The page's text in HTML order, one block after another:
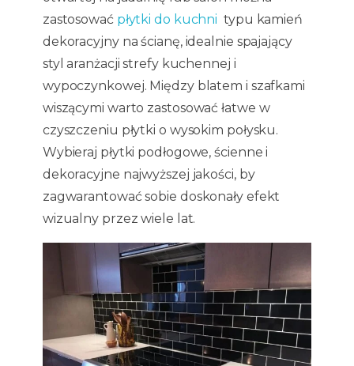
zastosować płytki do kuchni typu kamień
dekoracyjny na ścianę, idealnie spajający
styl aranżacji strefy kuchennej i
wypoczynkowej. Między blatem i szafkami
wiszącymi warto zastosować łatwe w
czyszczeniu płytki o wysokim połysku.
Wybieraj płytki podłogowe, ścienne i
dekoracyjne najwyższej jakości, by
zagwarantować sobie doskonały efekt
wizualny przez wiele lat.